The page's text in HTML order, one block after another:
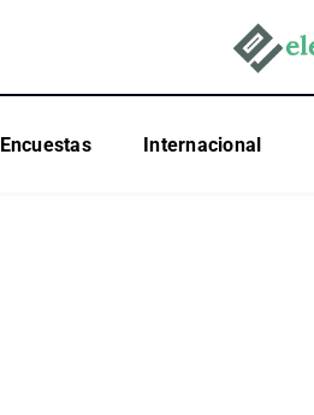
Encuestas Internacional